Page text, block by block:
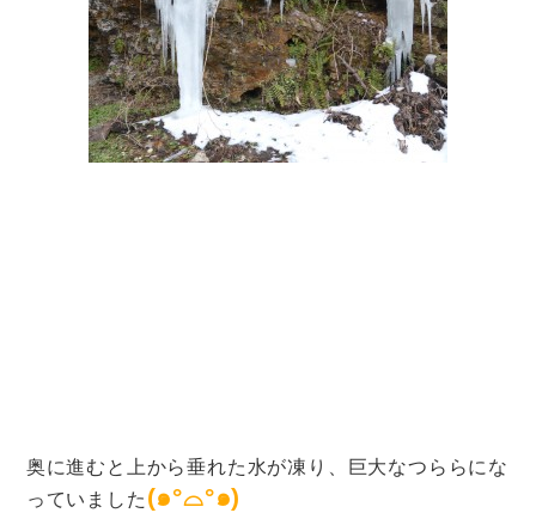
奥に進むと上から垂れた水が凍り、巨大なつららにな
っていました (๑°⌓°๑)